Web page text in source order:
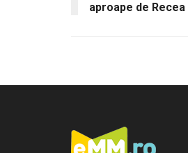
aproape de Recea